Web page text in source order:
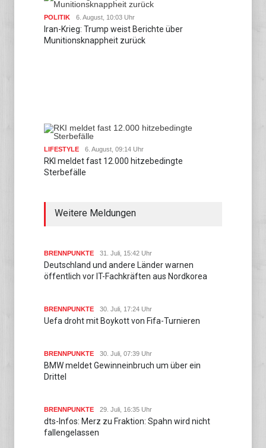
POLITIK 6. August, 10:03 Uhr
Iran-Krieg: Trump weist Berichte über
Munitionsknappheit zurück
LIFESTYLE 6. August, 09:14 Uhr
RKI meldet fast 12.000 hitzebedingte
Sterbefälle
Weitere Meldungen
BRENNPUNKTE 31. Juli, 15:42 Uhr
Deutschland und andere Länder warnen
öffentlich vor IT-Fachkräften aus Nordkorea
BRENNPUNKTE 30. Juli, 17:24 Uhr
Uefa droht mit Boykott von Fifa-Turnieren
BRENNPUNKTE 30. Juli, 07:39 Uhr
BMW meldet Gewinneinbruch um über ein
Drittel
BRENNPUNKTE 29. Juli, 16:35 Uhr
dts-Infos: Merz zu Fraktion: Spahn wird nicht
fallengelassen